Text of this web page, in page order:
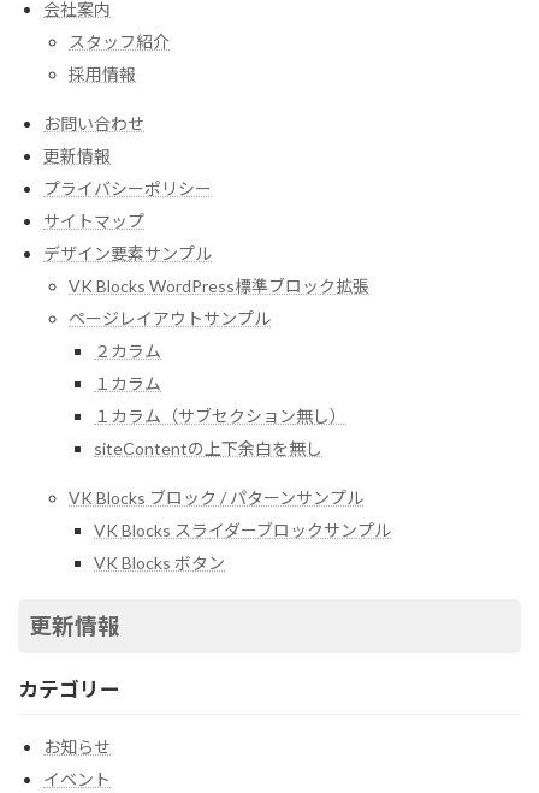
会社案内
スタッフ紹介
採用情報
お問い合わせ
更新情報
プライバシーポリシー
サイトマップ
デザイン要素サンプル
VK Blocks WordPress標準ブロック拡張
ページレイアウトサンプル
２カラム
１カラム
１カラム（サブセクション無し）
siteContentの上下余白を無し
VK Blocks ブロック / パターンサンプル
VK Blocks スライダーブロックサンプル
VK Blocks ボタン
更新情報
カテゴリー
お知らせ
イベント